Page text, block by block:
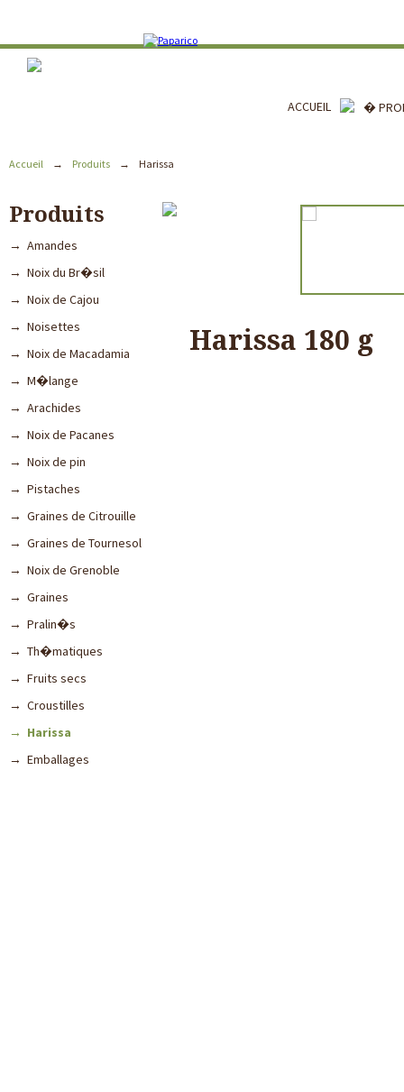
ACCUEIL �
Accueil → Produits → Harissa
Produits
→ Amandes
→ Noix du Br�sil
→ Noix de Cajou
→ Noisettes
→ Noix de Macadamia
→ M�lange
→ Arachides
→ Noix de Pacanes
→ Noix de pin
→ Pistaches
→ Graines de Citrouille
→ Graines de Tournesol
→ Noix de Grenoble
→ Graines
→ Pralin�s
→ Th�matiques
→ Fruits secs
→ Croustilles
→ Harissa
→ Emballages
Harissa 180 g